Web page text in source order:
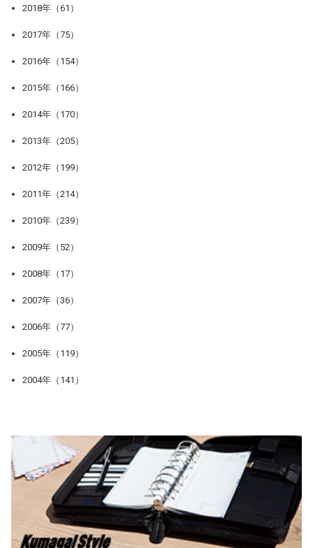
2018年（61）
2017年（75）
2016年（154）
2015年（166）
2014年（170）
2013年（205）
2012年（199）
2011年（214）
2010年（239）
2009年（52）
2008年（17）
2007年（36）
2006年（77）
2005年（119）
2004年（141）